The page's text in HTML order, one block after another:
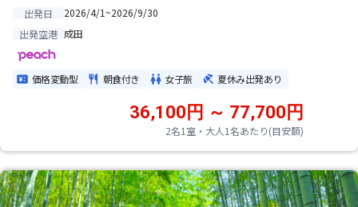
出発日
2026/4/1~2026/9/30
出発空港 成田
価格変動型 朝食付き 女子旅 夏休み出発あり
2名1室・大人1名あたり(目安額)
36,100円 ～ 77,700円